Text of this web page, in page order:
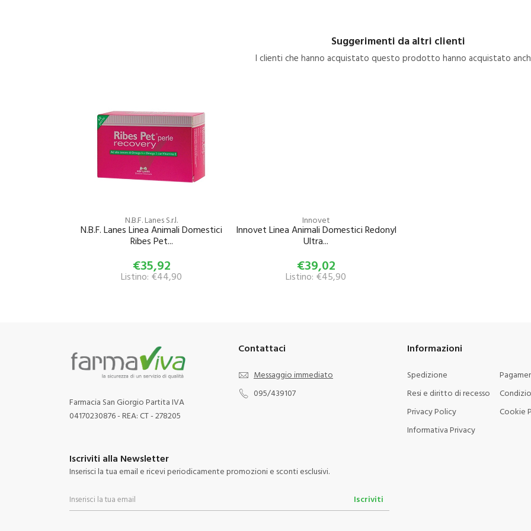
Suggerimenti da altri clienti
I clienti che hanno acquistato questo prodotto hanno acquistato
N.B.F. Lanes S.r.l.
N.B.F. Lanes Linea Animali Domestici
Ribes Pet...
€35,92
Listino: €44,90
Innovet
Innovet Linea Animali Domestici Redonyl
Ultra...
€39,02
Listino: €45,90
Farmacia San Giorgio Partita IVA
04170230876 - REA: CT - 278205
Contattaci
Messaggio immediato
095/439107
Informazioni
Spedizione
Resi e diritto di recesso
Privacy Policy
Cookie
Informativa Privacy
Iscriviti alla Newsletter
Inserisci la tua email e ricevi periodicamente promozioni e sconti esclusivi.
Iscriviti